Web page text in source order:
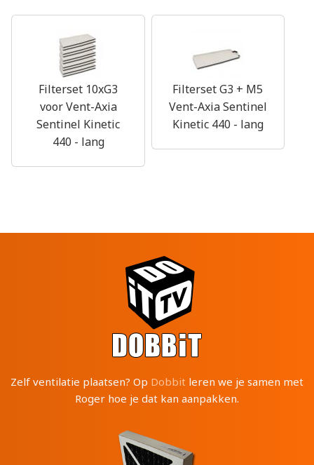
Filterset 10xG3
voor Vent-Axia
Sentinel Kinetic
440 - lang
Filterset G3 + M5
Vent-Axia Sentinel
Kinetic 440 - lang
Zelf ventilatie plaatsen? Op Dobbit leren we je samen met
Roger hoe je dat kan aanpakken.